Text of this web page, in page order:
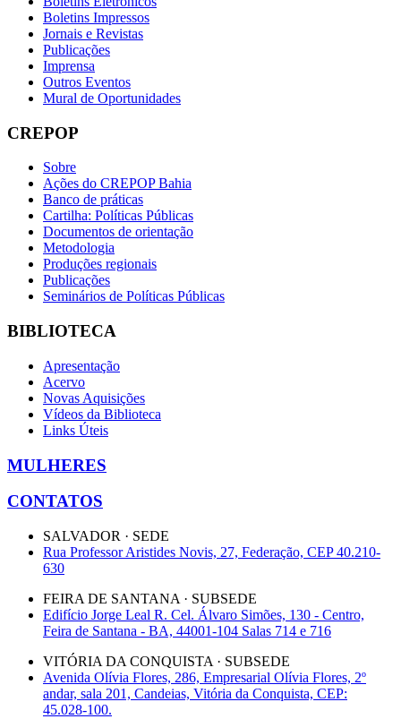
Boletins Impressos
Jornais e Revistas
Publicações
Imprensa
Outros Eventos
Mural de Oportunidades
CREPOP
Sobre
Ações do CREPOP Bahia
Banco de práticas
Cartilha: Políticas Públicas
Documentos de orientação
Metodologia
Produções regionais
Publicações
Seminários de Políticas Públicas
BIBLIOTECA
Apresentação
Acervo
Novas Aquisições
Vídeos da Biblioteca
Links Úteis
MULHERES
CONTATOS
SALVADOR · SEDE
Rua Professor Aristides Novis, 27, Federação, CEP 40.210-
630
FEIRA DE SANTANA · SUBSEDE
Edifício Jorge Leal R. Cel. Álvaro Simões, 130 - Centro,
Feira de Santana - BA, 44001-104 Salas 714 e 716
VITÓRIA DA CONQUISTA · SUBSEDE
Avenida Olívia Flores, 286, Empresarial Olívia Flores, 2º
andar, sala 201, Candeias, Vitória da Conquista, CEP:
45.028-100.